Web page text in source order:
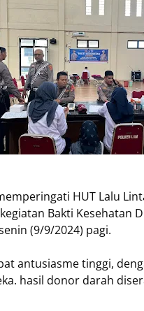
HUT Lalu
Bakti Kesehatan
(9/9/2024) pagi.
antusiasme tinggi,
hasil donor darah